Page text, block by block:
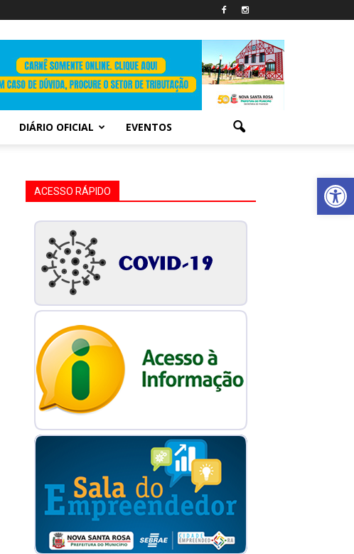
Abrir
DIÁRIO OFICIAL EVENTOS
ACESSO RÁPIDO